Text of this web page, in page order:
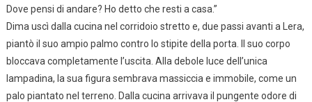
Dove pensi di andare? Ho detto che resti a casa.”
Dima uscì dalla cucina nel corridoio stretto e, due passi avanti a Lera,
piantò il suo ampio palmo contro lo stipite della porta. Il suo corpo
bloccava completamente l’uscita. Alla debole luce dell’unica
lampadina, la sua figura sembrava massiccia e immobile, come un
palo piantato nel terreno. Dalla cucina arrivava il pungente odore di